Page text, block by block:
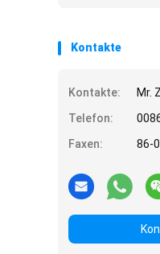
Kontakte
Kontakte:
Mr.
Telefon:
Faxen:
86-